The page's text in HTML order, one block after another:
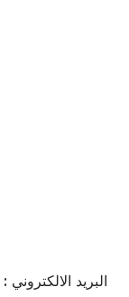
ﺍﻟﺒﺮﻳﺪ ﺍﻻﻟﻜﺘﺮﻭﻧﻲ :